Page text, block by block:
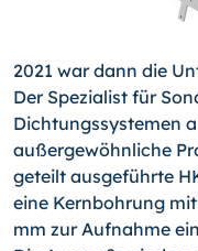
2021 war dann die
Der Spezialist für
Dichtungssystemen
außergewöhnliche
geteilt ausgeführte
eine Kernbohrung
mm zur Aufnahme